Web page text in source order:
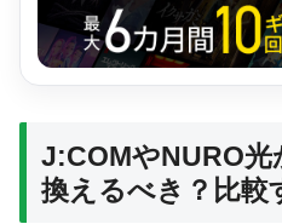
J:COMやNURO光
換えるべき？比較